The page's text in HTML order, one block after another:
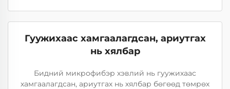
Гуужихаас хамгаалагдсан, ариутгах
нь хялбар
Бидний микрофибэр хэвлий нь гуужихаас
хамгаалагдсан, ариутгах нь хялбар бөгөөд төмрөх